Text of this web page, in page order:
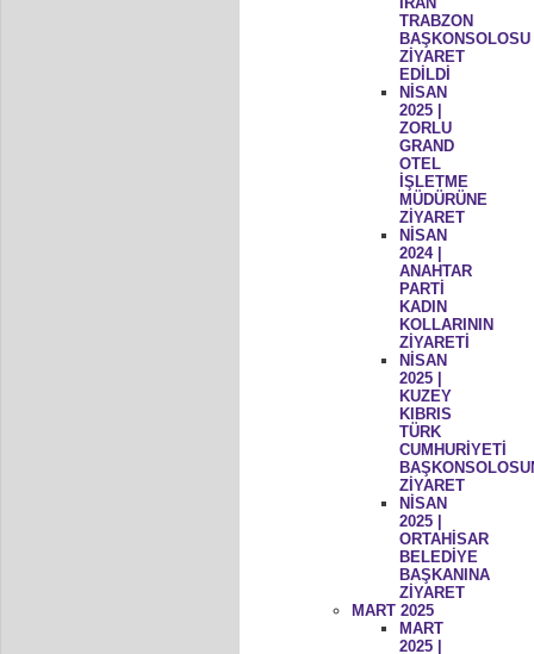
TRABZON
BAŞKONSOLOSU
ZİYARET
EDİLDİ
NİSAN
2025 |
ZORLU
GRAND
OTEL
İŞLETME
MÜDÜRÜNE
ZİYARET
NİSAN
2024 |
ANAHTAR
PARTİ
KADIN
KOLLARININ
ZİYARETİ
NİSAN
2025 |
KUZEY
KIBRIS
TÜRK
CUMHURİYETİ
ZİYARET
NİSAN
2025 |
ORTAHİSAR
BELEDİYE
BAŞKANINA
ZİYARET
MART 2025
MART
2025 |